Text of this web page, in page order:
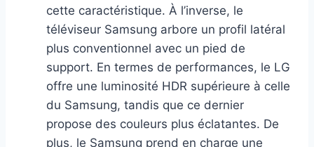
cette caractéristique. À l’inverse, le
téléviseur Samsung arbore un profil latéral
plus conventionnel avec un pied de
support. En termes de performances, le LG
offre une luminosité HDR supérieure à celle
du Samsung, tandis que ce dernier
propose des couleurs plus éclatantes. De
plus, le Samsung prend en charge une